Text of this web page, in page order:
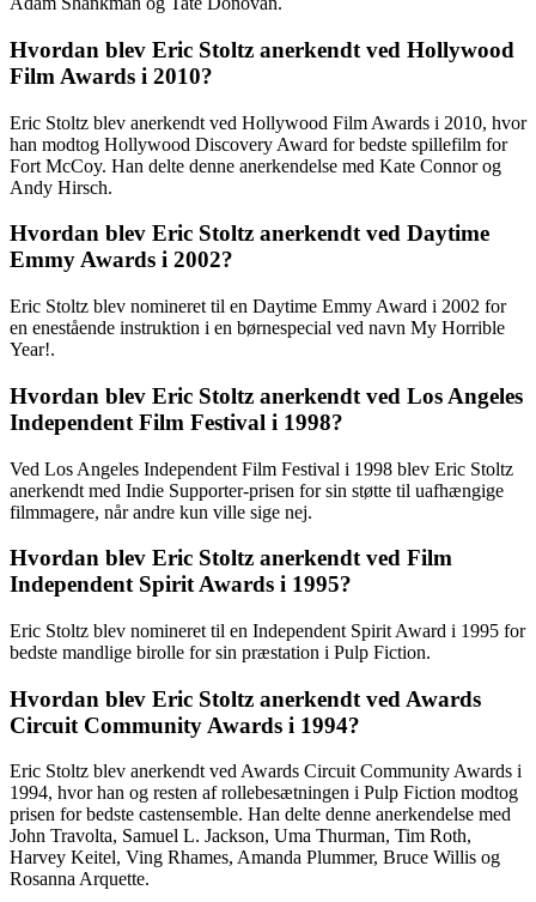
Hvordan blev Eric Stoltz anerkendt ved Hollywood
Film Awards i 2010?
Eric Stoltz blev anerkendt ved Hollywood Film Awards i 2010, hvor
han modtog Hollywood Discovery Award for bedste spillefilm for
Fort McCoy. Han delte denne anerkendelse med Kate Connor og
Andy Hirsch.
Hvordan blev Eric Stoltz anerkendt ved Daytime
Emmy Awards i 2002?
Eric Stoltz blev nomineret til en Daytime Emmy Award i 2002 for
en enestående instruktion i en børnespecial ved navn My Horrible
Year!.
Hvordan blev Eric Stoltz anerkendt ved Los Angeles
Independent Film Festival i 1998?
Ved Los Angeles Independent Film Festival i 1998 blev Eric Stoltz
anerkendt med Indie Supporter-prisen for sin støtte til uafhængige
filmmagere, når andre kun ville sige nej.
Hvordan blev Eric Stoltz anerkendt ved Film
Independent Spirit Awards i 1995?
Eric Stoltz blev nomineret til en Independent Spirit Award i 1995 for
bedste mandlige birolle for sin præstation i Pulp Fiction.
Hvordan blev Eric Stoltz anerkendt ved Awards
Circuit Community Awards i 1994?
Eric Stoltz blev anerkendt ved Awards Circuit Community Awards i
1994, hvor han og resten af rollebesætningen i Pulp Fiction modtog
prisen for bedste castensemble. Han delte denne anerkendelse med
John Travolta, Samuel L. Jackson, Uma Thurman, Tim Roth,
Harvey Keitel, Ving Rhames, Amanda Plummer, Bruce Willis og
Rosanna Arquette.